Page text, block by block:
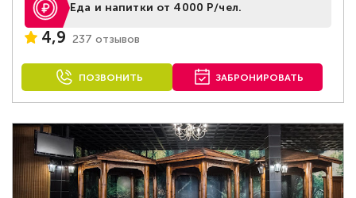
Еда и напитки от 4000 Р/чел.
4,9 237 отзывов
ПОЗВОНИТЬ ЗАБРОНИРОВАТЬ